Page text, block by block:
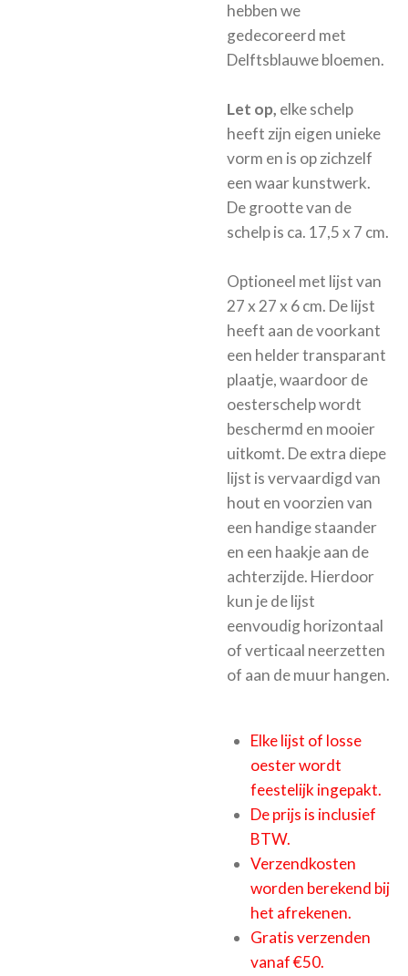
hebben we
gedecoreerd met
Delftsblauwe bloemen.
Let op, elke schelp
heeft zijn eigen unieke
vorm en is op zichzelf
een waar kunstwerk.
De grootte van de
schelp is ca. 17,5 x 7 cm.
Optioneel met lijst van
27 x 27 x 6 cm. De lijst
heeft aan de voorkant
een helder transparant
plaatje, waardoor de
oesterschelp wordt
beschermd en mooier
uitkomt. De extra diepe
lijst is vervaardigd van
hout en voorzien van
een handige staander
en een haakje aan de
achterzijde. Hierdoor
kun je de lijst
eenvoudig horizontaal
of verticaal neerzetten
of aan de muur hangen.
Elke lijst of losse
oester wordt
feestelijk ingepakt.
De prijs is inclusief
BTW.
Verzendkosten
worden berekend bij
het afrekenen.
Gratis verzenden
vanaf €50.